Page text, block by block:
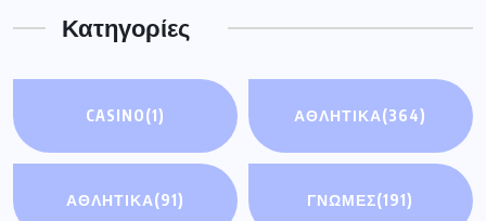
Κατηγορίες
CASINO(1) ΑΘΛΗΤΙΚΑ(364)
ΑΘΛΗΤΙΚΆ(91) ΓΝΩΜΕΣ(191)